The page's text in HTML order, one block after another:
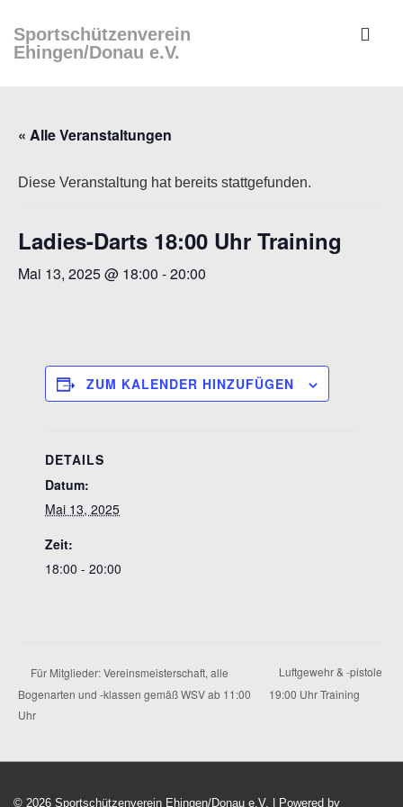
Zum
Inhalt
Sportschützenverein
Ehingen/Donau e.V.
« Alle Veranstaltungen
Diese Veranstaltung hat bereits stattgefunden.
Ladies-Darts 18:00 Uhr Training
Mai 13, 2025 @ 18:00 -20:00
ZUM KALENDER HINZUFÜGEN
DETAILS
Datum:
Mai 13, 2025
Zeit:
18:00 - 20:00
Für Mitglieder: Vereinsmeisterschaft, alle
Bogenarten und -klassen gemäß WSV ab 11:00
Uhr
Luftgewehr & -pistole
19:00 Uhr Training
© 2026 Sportschützenverein Ehingen/Donau e.V. | Powered by